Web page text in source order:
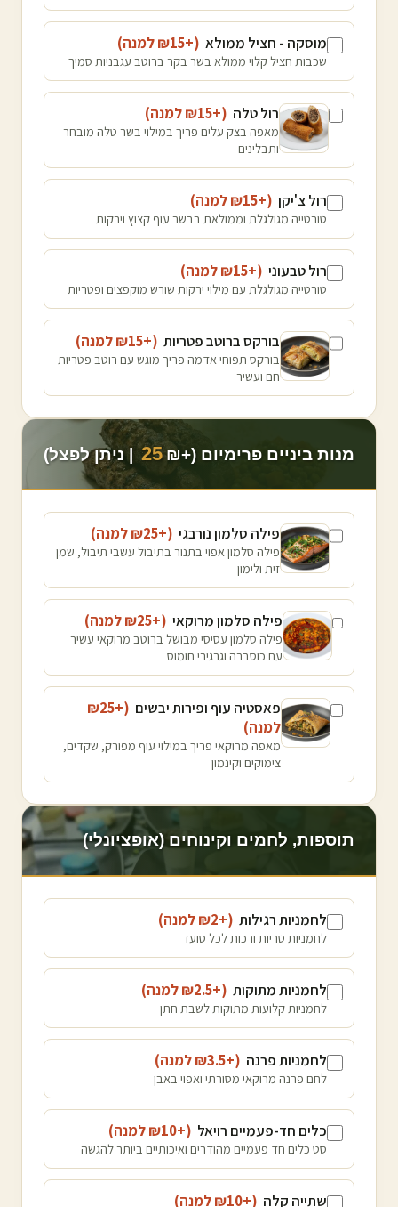
מוסקה - חציל ממולא (+₪
15 למנה)
שכבות חציל קלוי ממולא בשר בקר ברוטב עגבניות סמיך
רול טלה (+₪
15 למנה)
מאפה בצק עלים פריך במילוי בשר טלה מובחר
ותבלינים
רול צ'יקן (+₪
15 למנה)
טורטייה מגולגלת וממולאת בבשר עוף קצוץ וירקות
רול טבעוני (+₪
15 למנה)
טורטייה מגולגלת עם מילוי ירקות שורש מוקפצים ופטריות
בורקס ברוטב פטריות (+₪
15 למנה)
בורקס תפוחי אדמה פריך מוגש עם רוטב פטריות
חם ועשיר
מנות ביניים פרימיום (+₪ 25 | ניתן לפצל)
פילה סלמון נורבגי (+₪
25 למנה)
פילה סלמון אפוי בתנור בתיבול עשבי תיבול, שמן
זית ולימון
פילה סלמון מרוקאי (+₪
25 למנה)
פילה סלמון עסיסי מבושל ברוטב מרוקאי עשיר
עם כוסברה וגרגירי חומוס
פאסטיה עוף ופירות יבשים (+₪
25
למנה)
מאפה מרוקאי פריך במילוי עוף מפורק, שקדים,
צימוקים וקינמון
תוספות, לחמים וקינוחים (אופציונלי)
לחמניות רגילות (+₪
2 למנה)
לחמניות טריות ורכות לכל סועד
לחמניות מתוקות (+₪
2.5 למנה)
לחמניות קלועות מתוקות לשבת חתן
לחמניות פרנה (+₪
3.5 למנה)
לחם פרנה מרוקאי מסורתי ואפוי באבן
כלים חד-פעמיים רויאל (+₪
10 למנה)
סט כלים חד פעמיים מהודרים ואיכותיים ביותר להגשה
שתייה קלה (+₪
10 למנה)